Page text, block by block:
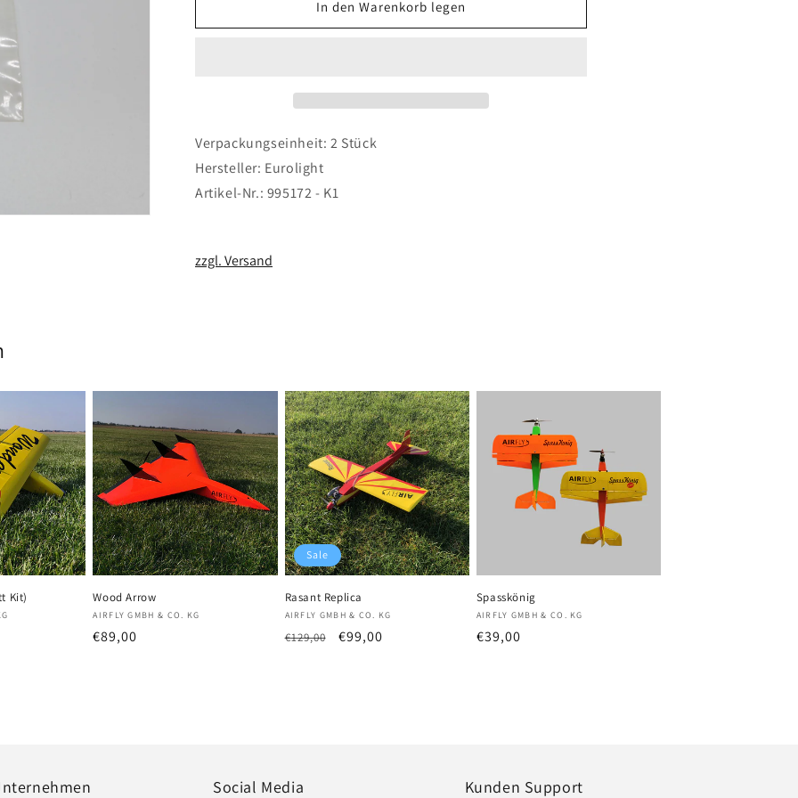
Löthülsen
für
Löthülsen
In den Warenkorb legen
Verpackungseinheit: 2 Stück
Hersteller: Eurolight
Artikel-Nr.: 995172 - K1
zzgl. Versand
Kit) Wood Arrow
Anbieter:
AIRFLY GMBH & CO. KG
Normaler
€89,00
Sale
Rasant Replica
Anbieter:
AIRFLY GMBH & CO. KG
Normaler
€129,00 Verkaufspreis
€99,00
Spasskönig
Anbieter:
AIRFLY GMBH & CO. KG
Normaler
€39,00
Social Media Kunden Support